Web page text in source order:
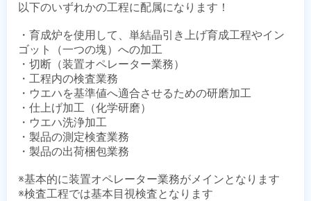
以下のいずれかの工程に配属になります！
・育成炉を使用して、単結晶引き上げ育成工程やイン
ゴット（一つの塊）への加工
・切断（装置オペレーター業務）
・工程内の検査業務
・ウエハを基準値へ適合させるための研磨加工
・仕上げ加工（化学研磨）
・ウエハ洗浄加工
・製品の測定検査業務
・製品の出荷梱包業務
※基本的に装置オペレーター業務がメインとなります
※検査工程では基本目視検査となります